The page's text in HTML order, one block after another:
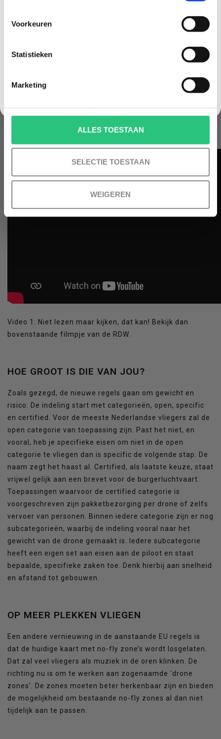
Voorkeuren
Statistieken
Marketing
ALLES TOESTAAN
SELECTIE TOESTAAN
WEIGEREN
met januari 2023
Video 1: Niet lezen maar kijken, dat kan! Bekijk dan
bovenstaande filmpje van de RDW.
HOE GROOT IS DIE VAN JOU?
Zoals gezegd, de nieuwe regels gaan om gewicht en
risico. De indeling start met categorieën, open, specific
en certified. Voor de meeste Nederlandse vliegers zal de
open categorie van toepassing zijn. Past het niet, en
vooral, heb je specifieke eisen om niet in de open
categorie te vliegen dan is specific de volgende stap. De
naam zegt het haast al. Certified, als laatste keuze, staat
vrijwel gelijk aan een brevet voor de burgerluchtvaart.
Toepassingen waarvoor de certified categorie is
voorgeschreven zijn pakketbezorging per drone of zelfs
vervoer van personen. Binnen iedere categorie zijn er nog
subcategorieën, waarbij de indeling vooral naar het
gewicht van de drone gemaakt is. Iedere subcategorie
heeft een eigen set aan eisen aan de piloot en staat
bepaalde, specifieke zaken toe. Denk hierbij aan snelheid
en afstand tot gebouwen.
OP MEER PLEKKEN VLIEGEN
Een andere vernieuwing in de aanstaande EU regels is
dat de huidige kaart met no-fly zone’s wordt losgelaten.
Dat zal veel vliegers als muziek in de oren klinken. De
richting nu is om te werken aan zogenaamde ‘drone
zones’. De zones moeten beter herkenbaar zijn en bieden
de mogelijkheid om bestaande no-fly zones al dan niet
tijdelijk aan te passen.